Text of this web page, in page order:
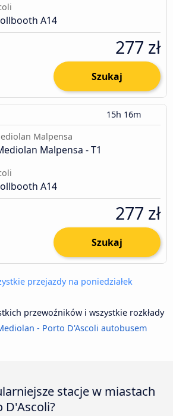
A14
277 zł
Szukaj
15h 16m
Malpensa
Malpensa - T1
A14
277 zł
Szukaj
przejazdy na poniedziałek
przewoźników i wszystkie rozkłady
- Porto D'Ascoli autobusem
stacje w miastach
D'Ascoli?